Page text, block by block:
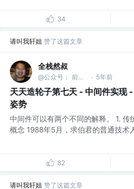
34
请叫我轩姐 赞了这篇文章
全栈然叔
@公众号： 前端大班车 · 5年前
天天造轮子第七天 - 中间件实现
姿势
中间件可以有两个不同的解释。 1. 传
概念 1988年5月，求伯君的普通技术
82
请叫我轩姐 赞了这篇文章